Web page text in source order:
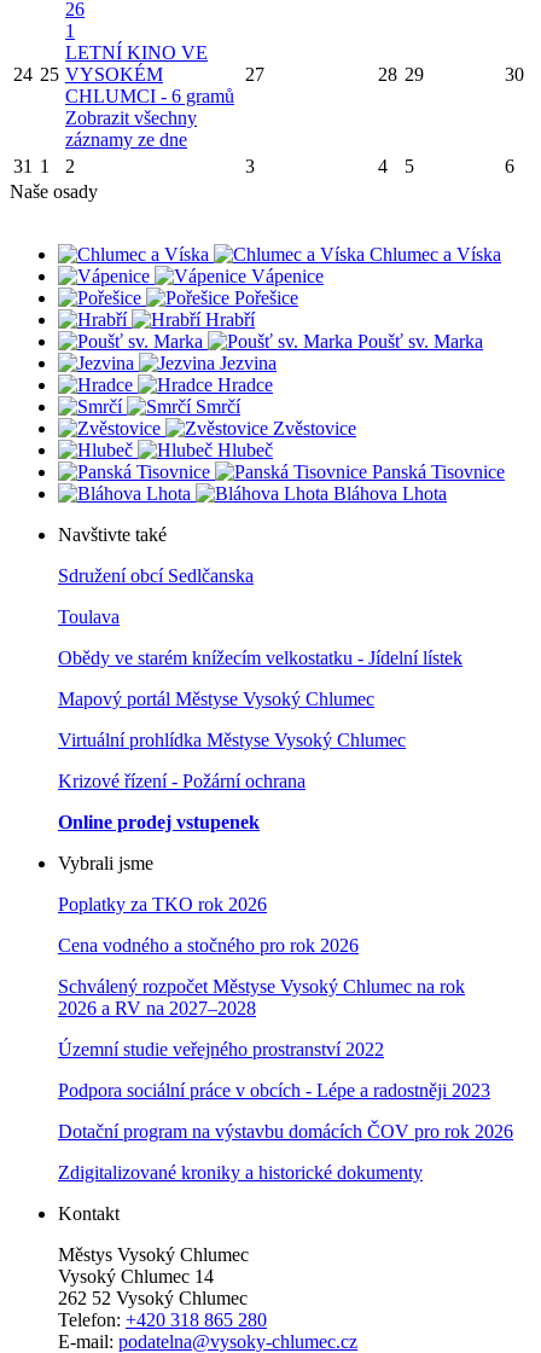
24 25
26
1
LETNÍ KINO VE
VYSOKÉM
CHLUMCI - 6 gramů
Zobrazit všechny
záznamy ze dne
27 28 29 30
31 1 2 3 4 5
6
Naše osady
Chlumec a Víska
Vápenice
Pořešice
Hrabří
Poušť sv. Marka
Jezvina
Hradce
Smrčí
Zvěstovice
Hlubeč
Panská Tisovnice
Bláhova Lhota
Navštivte také
Sdružení obcí Sedlčanska
Toulava
Obědy ve starém knížecím velkostatku - Jídelní lístek
Mapový portál Městyse Vysoký Chlumec
Virtuální prohlídka Městyse Vysoký Chlumec
Krizové řízení - Požární ochrana
Online prodej vstupenek
Vybrali jsme
Poplatky za TKO rok 2026
Cena vodného a stočného pro rok 2026
Schválený rozpočet Městyse Vysoký Chlumec na rok
2026 a RV na 2027–2028
Územní studie veřejného prostranství 2022
Podpora sociální práce v obcích - Lépe a radostněji 2023
Dotační program na výstavbu domácích ČOV pro rok 2026
Zdigitalizované kroniky a historické dokumenty
Kontakt
Městys Vysoký Chlumec
Vysoký Chlumec 14
262 52 Vysoký Chlumec
Telefon: +420 318 865 280
E-mail: podatelna@vysoky-chlumec.cz